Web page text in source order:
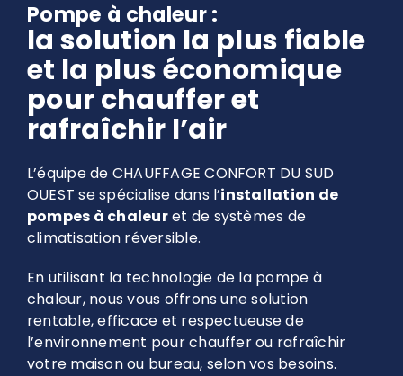
Pompe à chaleur :
la solution la plus fiable
et la plus économique
pour chauffer et
rafraîchir l’air
L’équipe de CHAUFFAGE CONFORT DU SUD
OUEST se spécialise dans l’installation de
pompes à chaleuret de systèmes de
climatisation réversible.
En utilisant la technologie de la pompe à
chaleur, nous vous offrons une solution
rentable, efficace et respectueuse de
l’environnement pour chauffer ou rafraîchir
votre maison ou bureau, selon vos besoins.